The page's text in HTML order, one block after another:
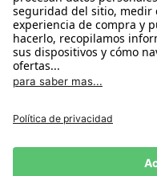
España
Condiciones Compra